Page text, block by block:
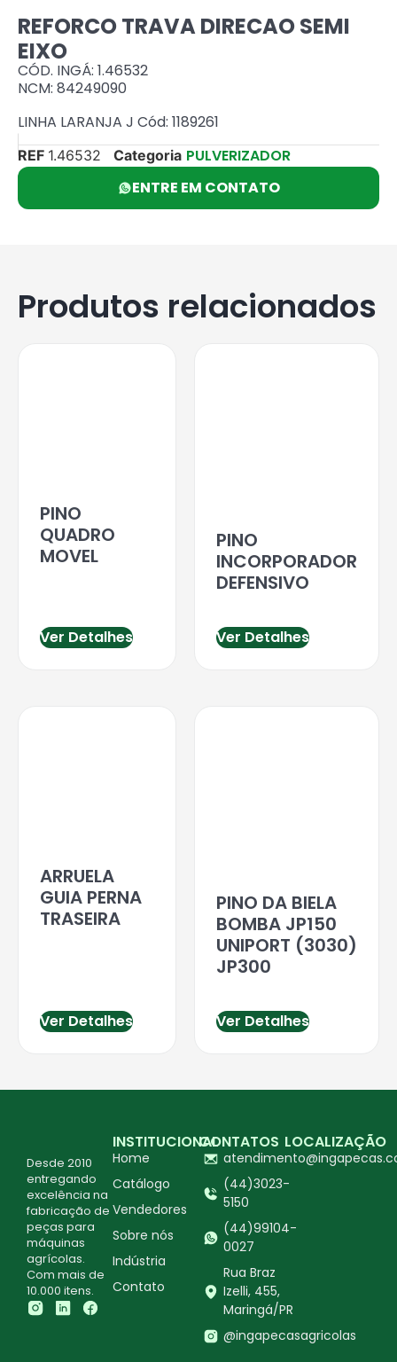
REFORCO TRAVA DIRECAO SEMI
EIXO
CÓD. INGÁ: 1.46532
NCM: 84249090
LINHA LARANJA J Cód: 1189261
REF 1.46532 Categoria PULVERIZADOR
ENTRE EM CONTATO
Produtos relacionados
PINO
QUADRO
MOVEL
Ver Detalhes
PINO
INCORPORADOR
DEFENSIVO
Ver Detalhes
ARRUELA
GUIA PERNA
TRASEIRA
Ver Detalhes
PINO DA BIELA
BOMBA JP150
UNIPORT (3030)
JP300
Ver Detalhes
Desde 2010
entregando
excelência na
fabricação de
peças para
máquinas
agrícolas.
Com mais de
10.000 itens.
INSTITUCIONAL
Home
Catálogo
Vendedores
Sobre nós
Indústria
Contato
CONTATOS
(44)3023-
5150
(44)99104-
0027
Rua Braz
Izelli, 455,
Maringá/PR
@ingapecasagricolas
LOCALIZAÇÃO